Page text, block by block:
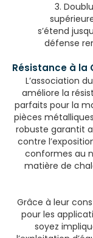
3.
s’étend
défense
Résistance à la
L’association
améliore la
parfaits pour la
pièces
robuste garantit
contre
conformes au
matière de
Grâce à leur
pour les
soyez